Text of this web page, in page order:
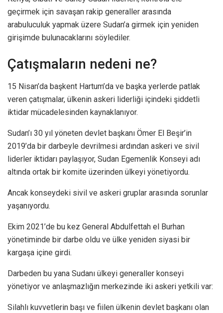
geçirmek için savaşan rakip generaller arasında
arabuluculuk yapmak üzere Sudan’a girmek için yeniden
girişimde bulunacaklarını söylediler.
Çatışmaların nedeni ne?
15 Nisan’da başkent Hartum’da ve başka yerlerde patlak
veren çatışmalar, ülkenin askeri liderliği içindeki şiddetli
iktidar mücadelesinden kaynaklanıyor.
Sudan’ı 30 yıl yöneten devlet başkanı Ömer El Beşir’in
2019’da bir darbeyle devrilmesi ardından askeri ve sivil
liderler iktidarı paylaşıyor, Sudan Egemenlik Konseyi adı
altında ortak bir komite üzerinden ülkeyi yönetiyordu.
Ancak konseydeki sivil ve askeri gruplar arasında sorunlar
yaşanıyordu.
Ekim 2021’de bu kez General Abdulfettah el Burhan
yönetiminde bir darbe oldu ve ülke yeniden siyasi bir
kargaşa içine girdi.
Darbeden bu yana Sudanı ülkeyi generaller konseyi
yönetiyor ve anlaşmazlığın merkezinde iki askeri yetkili var:
Silahlı kuvvetlerin başı ve fiilen ülkenin devlet başkanı olan